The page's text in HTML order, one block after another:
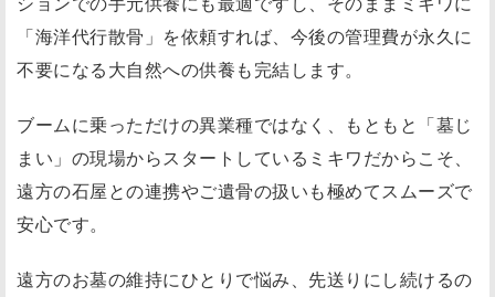
「海洋代行散骨」を依頼すれば、今後の管理費が永久に
不要になる大自然への供養も完結します。
ブームに乗っただけの異業種ではなく、もともと「墓じ
まい」の現場からスタートしているミキワだからこそ、
遠方の石屋との連携やご遺骨の扱いも極めてスムーズで
安心です。
遠方のお墓の維持にひとりで悩み、先送りにし続けるの